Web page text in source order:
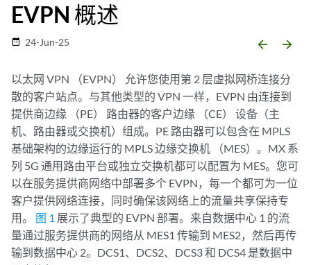
EVPN 概述
date_range 24-Jun-25 arrow_backward arrow_forward
以太网 VPN （EVPN） 允许您使用第 2 层虚拟网桥连接分
散的客户站点。与其他类型的 VPN 一样，EVPN 由连接到
提供商边缘 （PE） 路由器的客户边缘 （CE） 设备（主
机、路由器或交换机）组成。PE 路由器可以包含在 MPLS
基础架构的边缘运行的 MPLS 边缘交换机 （MES）。MX 系
列 5G 通用路由平台或独立交换机都可以配置为 MES。您可
以在服务提供商网络中部署多个 EVPN，每一个都可为一位
客户提供网络连接，同时确保该网络上的流量共享保持专
用。 图 1 展示了典型的 EVPN 部署。来自数据中心 1 的流
量通过服务提供商的网络从 MES1 传输到 MES2，然后再传
输到数据中心 2。DCS1、DCS2、DCS3 和 DCS4 是数据中